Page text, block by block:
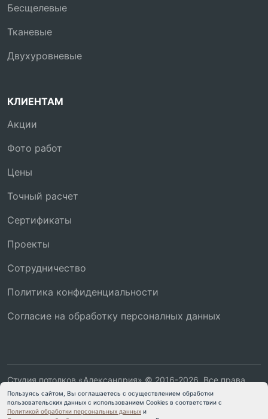
Бесщелевые
Тканевые
Двухуровневые
КЛИЕНТАМ
Акции
Фото работ
Цены
Точный расчет
Сертификаты
Проекты
Сотрудничество
Политика конфиденциальности
Согласие на обработку персоналных данных
Студия потолков «Александрия» © 2016-2026. Все права
защищены. Копирование и (или) использование материалов
данного сайта без согласия авторов запрещено и
преследуется в соответствии с законодательством РФ об
Пользуясь сайтом, Вы соглашаетесь с осуществлением обработки
пользовательских данных с использованием Cookies в соответствии с
Политикой обработки персональных данных и